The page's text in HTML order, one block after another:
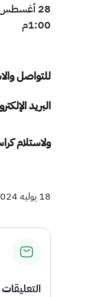
28 أغسطس 2024م
1:00م​
للتواصل
البريد
ولاستلام
18 يوليه 2024